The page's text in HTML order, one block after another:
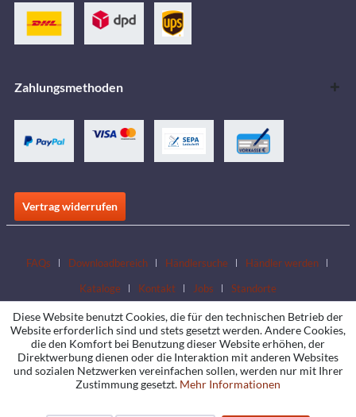
Zahlungsmethoden
Vertrag widerrufen
FAQs Downloadbereich Händlersuche
Händler werden
Kataloge
Kontakt Jobs Standorte
Diese Website benutzt Cookies, die für den technischen Betrieb der
Website erforderlich sind und stets gesetzt werden. Andere Cookies,
die den Komfort bei Benutzung dieser Website erhöhen, der
Direktwerbung dienen oder die Interaktion mit anderen Websites
und sozialen Netzwerken vereinfachen sollen, werden nur mit Ihrer
Zustimmung gesetzt. Mehr Informationen